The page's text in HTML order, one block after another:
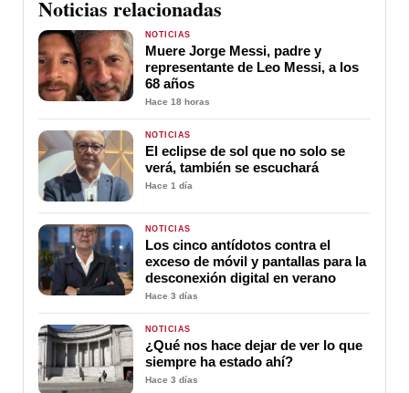
Noticias relacionadas
NOTICIAS
Muere Jorge Messi, padre y
representante de Leo Messi, a los
68 años
Hace 18 horas
NOTICIAS
El eclipse de sol que no solo se
verá, también se escuchará
Hace 1 día
NOTICIAS
Los cinco antídotos contra el
exceso de móvil y pantallas para la
desconexión digital en verano
Hace 3 días
NOTICIAS
¿Qué nos hace dejar de ver lo que
siempre ha estado ahí?
Hace 3 días